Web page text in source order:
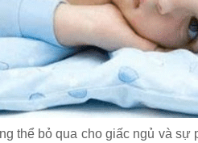
thể bỏ qua cho giấc ngủ và sự